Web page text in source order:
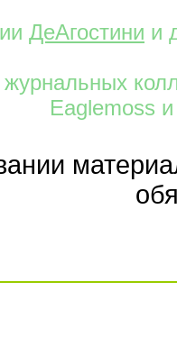
ДеАгостини и
Eaglemoss и